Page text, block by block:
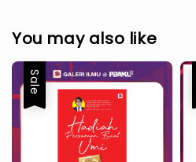
You may also like
Sale